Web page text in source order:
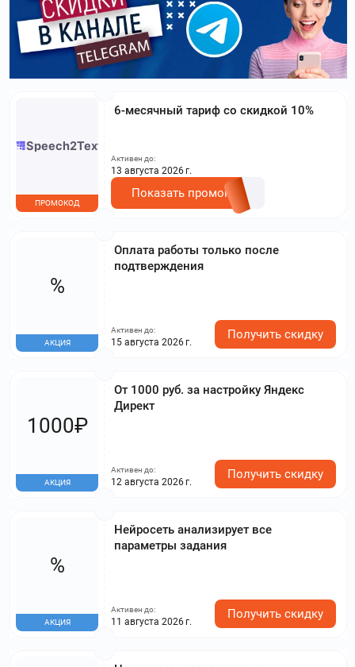
6-месячный тариф со скидкой 10%
ПРОМОКОД
Активен до:
13 августа 2026 г.
Показать промокод
Оплата работы только после
подтверждения
%
АКЦИЯ
Активен до:
15 августа 2026 г.
Получить скидку
От 1000 руб. за настройку Яндекс
Директ
1000₽
АКЦИЯ
Активен до:
12 августа 2026 г.
Получить скидку
Нейросеть анализирует все
параметры задания
%
АКЦИЯ
Активен до:
11 августа 2026 г.
Получить скидку